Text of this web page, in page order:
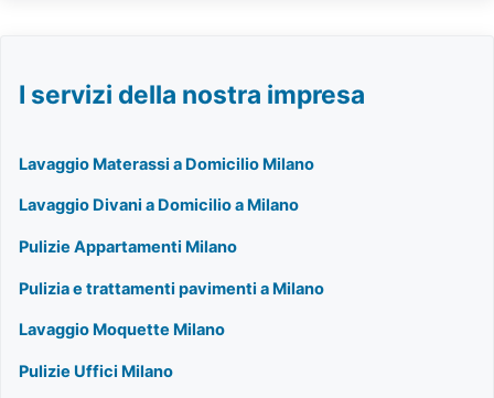
I servizi della nostra impresa
Lavaggio Materassi a Domicilio Milano
Lavaggio Divani a Domicilio a Milano
Pulizie Appartamenti Milano
Pulizia e trattamenti pavimenti a Milano
Lavaggio Moquette Milano
Pulizie Uffici Milano